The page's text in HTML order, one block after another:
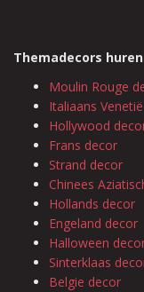
Themadecors huren
Moulin Rouge
Italiaans
Hollywood
Frans decor
Strand decor
Chinees
Hollands decor
Engeland decor
Halloween
Sinterklaas
Belgie decor